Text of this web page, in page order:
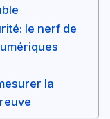
le nerf de
la